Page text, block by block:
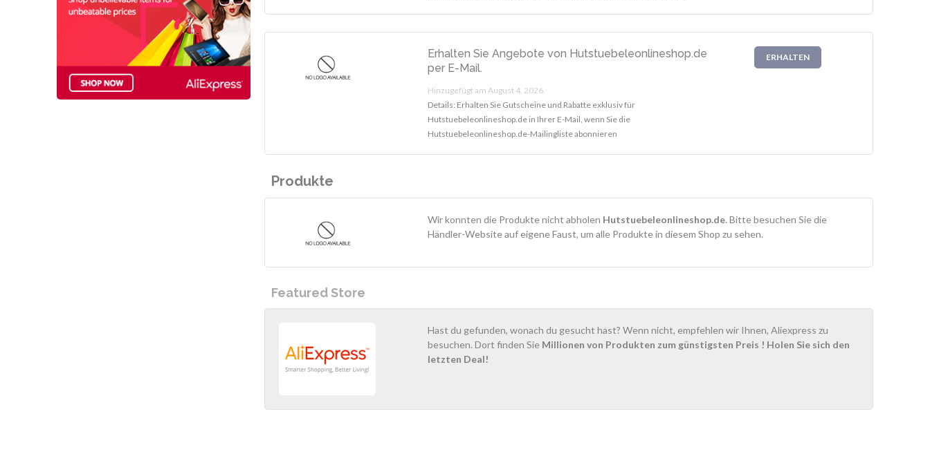
Erhalten Sie Angebote von Hutstuebeleonlineshop.de
per E-Mail.
Hinzugefügt am August 4, 2026.
Details: Erhalten Sie Gutscheine und Rabatte exklusiv für
Hutstuebeleonlineshop.de in Ihrer E-Mail, wenn Sie die
Hutstuebeleonlineshop.de-Mailingliste abonnieren
ERHALTEN
Produkte
Wir konnten die Produkte nicht abholen Hutstuebeleonlineshop.de. Bitte besuchen Sie die
Händler-Website auf eigene Faust, um alle Produkte in diesem Shop zu sehen.
Featured Store
Hast du gefunden, wonach du gesucht hast? Wenn nicht, empfehlen wir Ihnen, Aliexpress zu
besuchen. Dort finden Sie Millionen von Produkten zum günstigsten Preis ! Holen Sie sich den
letzten Deal!